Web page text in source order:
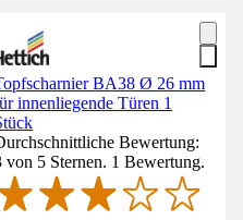
BA38 Ø 26 mm
innenliegende Türen 1
Bewertung:
von 5 Sternen. 1 Bewertung.